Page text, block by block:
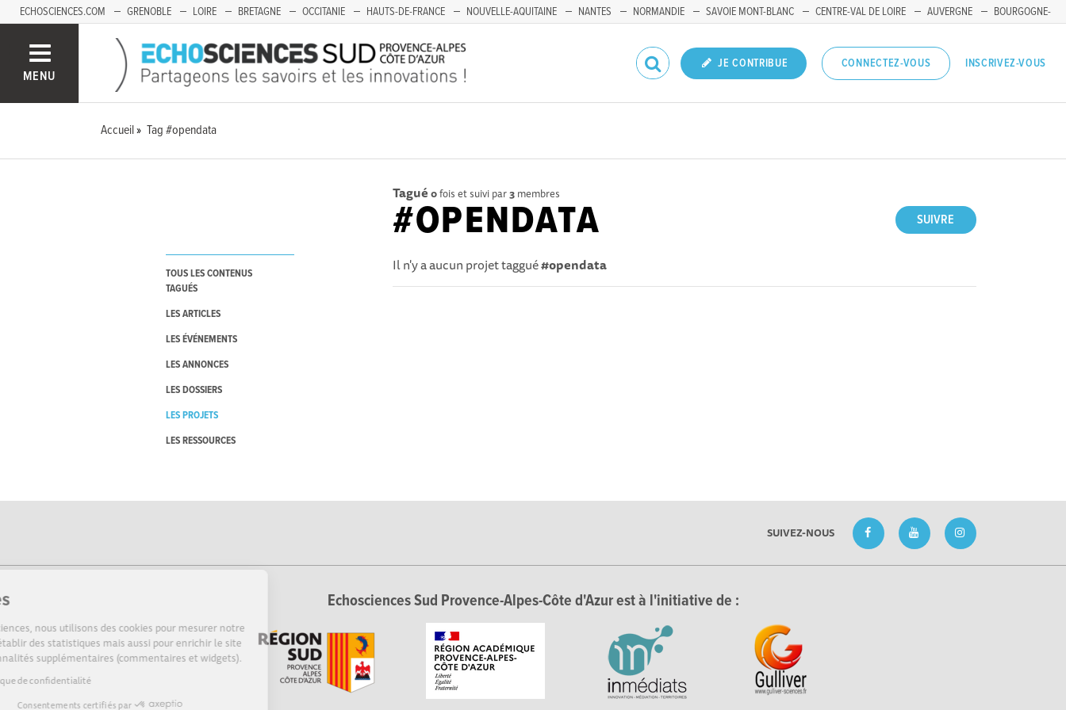
Sur Echosciences, nous utilisons des cookies pour mesurer notre
audience, établir des statistiques mais aussi pour enrichir le site
de fonctionnalités supplémentaires (commentaires et widgets).
Lire la politique de confidentialité
Consentements certifiés par
ECHOSCIENCES.COM GRENOBLE LOIRE BRETAGNE OCCITANIE HAUTS-DE-FRANCE NOUVELLE-AQUITAINE NANTES NORMANDIE SAVOIE MONT-BLANC CENTRE-VAL DE LOIRE AUVERGNE
BOURGOGNE-
MENU
JE CONTRIBUE CONNECTEZ-VOUS INSCRIVEZ-VOUS
Accueil Tag #opendata
TOUS LES CONTENUS
TAGUÉS
LES ARTICLES
LES ÉVÉNEMENTS
LES ANNONCES
LES DOSSIERS
LES PROJETS
LES RESSOURCES
Tagué 0fois et suivi par3 membres
SUIVRE
#OPENDATA
Il n'y a aucun projet taggué#opendata
SUIVEZ-NOUS
Echosciences Sud Provence-Alpes-Côte d'Azur est à l'initiative de :